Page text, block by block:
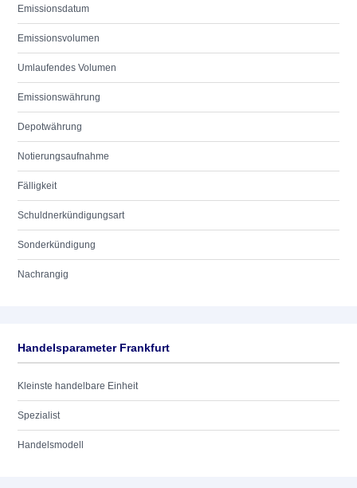
Emissionsdatum
Emissionsvolumen
Umlaufendes Volumen
Emissionswährung
Depotwährung
Notierungsaufnahme
Fälligkeit
Schuldnerkündigungsart
Sonderkündigung
Nachrangig
Handelsparameter Frankfurt
Kleinste handelbare Einheit
Spezialist
Handelsmodell